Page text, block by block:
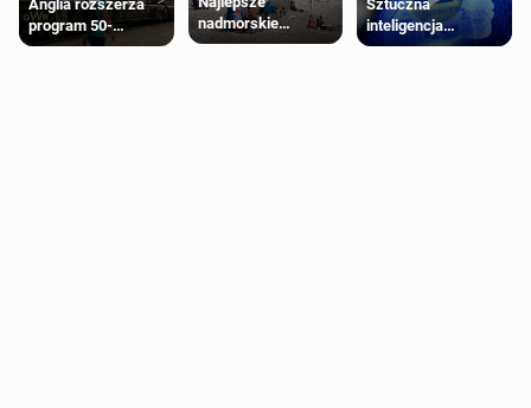
Anglia rozszerza
program 50-
procentowych
nadmorskie
miasteczko blisko
Sztuczna
inteligencja
próbowała oszukać